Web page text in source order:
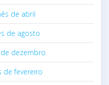
de abril
de agosto
dezembro
de fevereiro